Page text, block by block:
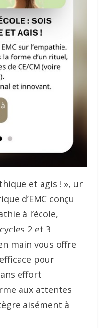
et agis ! », un
d’EMC conçu
à l’école,
2 et 3
main vous offre
pour
effort
aux attentes
aisément à